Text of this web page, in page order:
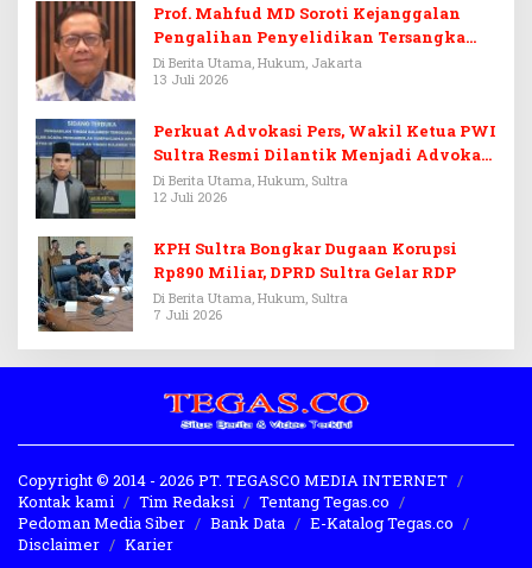
Prof. Mahfud MD Soroti Kejanggalan
Pengalihan Penyelidikan Tersangka
Febrie Adriansyah
Di Berita Utama, Hukum, Jakarta
13 Juli 2026
Perkuat Advokasi Pers, Wakil Ketua PWI
Sultra Resmi Dilantik Menjadi Advokat
PERADI
Di Berita Utama, Hukum, Sultra
12 Juli 2026
KPH Sultra Bongkar Dugaan Korupsi
Rp890 Miliar, DPRD Sultra Gelar RDP
Di Berita Utama, Hukum, Sultra
7 Juli 2026
Copyright © 2014 - 2026 PT. TEGASCO MEDIA INTERNET
Kontak kami
Tim Redaksi
Tentang Tegas.co
Pedoman Media Siber
Bank Data
E-Katalog Tegas.co
Disclaimer
Karier